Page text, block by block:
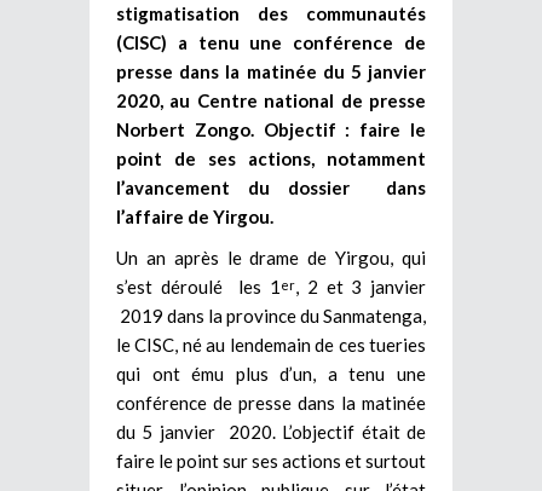
stigmatisation des communautés
(CISC) a tenu une conférence de
presse dans la matinée du 5 janvier
2020, au Centre national de presse
Norbert Zongo. Objectif : faire le
point de ses actions, notamment
l’avancement du dossier dans
l’affaire de Yirgou.
Un an après le drame de Yirgou, qui
s’est déroulé les 1 er
, 2 et 3 janvier
2019 dans la province du Sanmatenga,
le CISC, né au lendemain de ces tueries
qui ont ému plus d’un, a tenu une
conférence de presse dans la matinée
du 5 janvier 2020. L’objectif était de
faire le point sur ses actions et surtout